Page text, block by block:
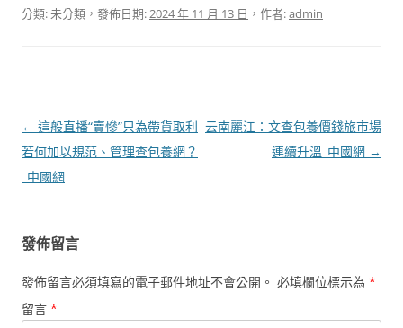
分類: 未分類，發佈日期:2024 年 11 月 13 日 ，作者:admin
文
章
導
← 這般直播“賣慘”只為帶貨取利
若何加以規范、管理查包養網？
_中國網
云南麗江：文查包養價錢旅市場
連續升溫_中國網 →
發佈留言
發佈留言必須填寫的電子郵件地址不會公開。 必填欄位標示為 *
留言 *